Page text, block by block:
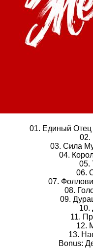
01. Единый Отец
02.
03. Сила
04.
05.
06.
07.
08.
09.
10.
11.
12.
13.
Bonus: